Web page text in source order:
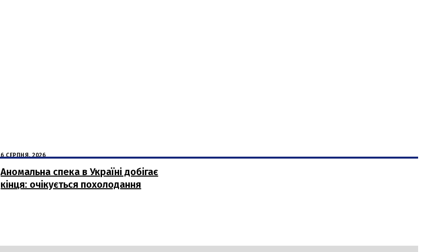
6 СЕРПНЯ, 2026
Аномальна спека в Україні добігає
кінця: очікується похолодання